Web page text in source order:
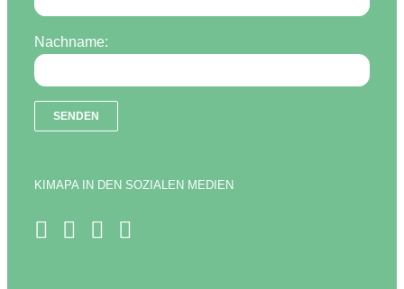
Nachname:
KIMAPA IN DEN SOZIALEN MEDIEN